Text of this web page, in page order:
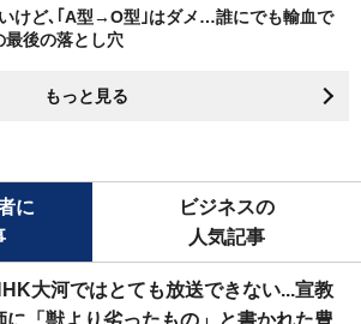
けど､｢A型→O型｣はダメ…誰にでも輸血で
最後の落とし穴
もっと見る
に
ビジネスの
人気記事
大河ではとても放送できない...宣教
に「獣より劣ったもの」と書かれた豊